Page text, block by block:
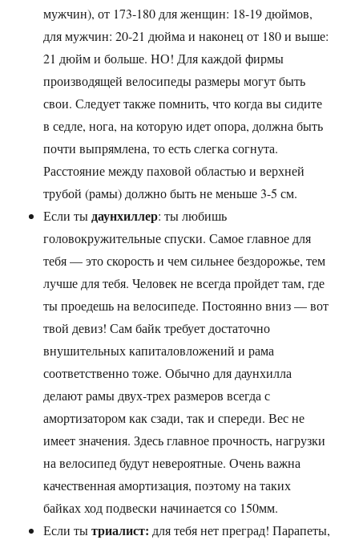
мужчин), от 173-180 для женщин: 18-19 дюймов,
для мужчин: 20-21 дюйма и наконец от 180 и выше:
21 дюйм и больше. НО! Для каждой фирмы
производящей велосипеды размеры могут быть
свои. Следует также помнить, что когда вы сидите
в седле, нога, на которую идет опора, должна быть
почти выпрямлена, то есть слегка согнута.
Расстояние между паховой областью и верхней
трубой (рамы) должно быть не меньше 3-5 см.
Если ты даунхиллер: ты любишь
головокружительные спуски. Самое главное для
тебя — это скорость и чем сильнее бездорожье, тем
лучше для тебя. Человек не всегда пройдет там, где
ты проедешь на велосипеде. Постоянно вниз — вот
твой девиз! Сам байк требует достаточно
внушительных капиталовложений и рама
соответственно тоже. Обычно для даунхилла
делают рамы двух-трех размеров всегда с
амортизатором как сзади, так и спереди. Вес не
имеет значения. Здесь главное прочность, нагрузки
на велосипед будут невероятные. Очень важна
качественная амортизация, поэтому на таких
байках ход подвески начинается со 150мм.
Если тытриалист: для тебя нет преград! Парапеты,